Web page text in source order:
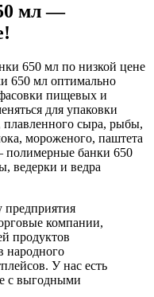
мл —
650 мл по низкой цене
650 мл оптимально
пищевых и
для упаковки
плавленного сыра, рыбы,
мороженого, паштета
полимерные банки 650
ведерки и ведра
предприятия
компании,
продуктов
народного
У нас есть
с выгодными